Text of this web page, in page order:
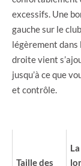
excessifs. Une
gauche sur le
légèrement dans
droite vient
jusqu’à ce que
et contrôle.
Taille des